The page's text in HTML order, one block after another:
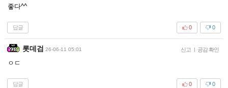
좋다^^
답글 0
0
롯데검 26-06-11 05:01 신고 | 공감 확인
ㅇㄷ
답글 0
0